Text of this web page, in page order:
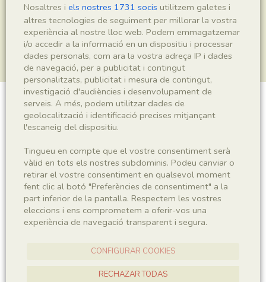
Plantae indet.
Sigla
MNHN 17718b
Taxonomia
Nosaltres i els nostres 1731 socis utilitzem galetes i
altres tecnologies de seguiment per millorar la vostra
experiència al nostre lloc web. Podem emmagatzemar
i/o accedir a la informació en un dispositiu i processar
dades personals, com ara la vostra adreça IP i dades
de navegació, per a publicitat i contingut
personalitzats, publicitat i mesura de contingut,
investigació d'audiències i desenvolupament de
serveis. A més, podem utilitzar dades de
geolocalització i identificació precises mitjançant
l'escaneig del dispositiu.
Tingueu en compte que el vostre consentiment serà
vàlid en tots els nostres subdominis. Podeu canviar o
retirar el vostre consentiment en qualsevol moment
fent clic al botó "Preferències de consentiment" a la
part inferior de la pantalla. Respectem les vostres
eleccions i ens comprometem a oferir-vos una
experiència de navegació transparent i segura.
CONFIGURAR COOKIES
RECHAZAR TODAS